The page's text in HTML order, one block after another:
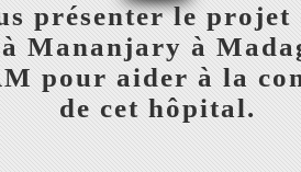
présenter le
Mananjary à
pour aider à la
de cet hôpital.